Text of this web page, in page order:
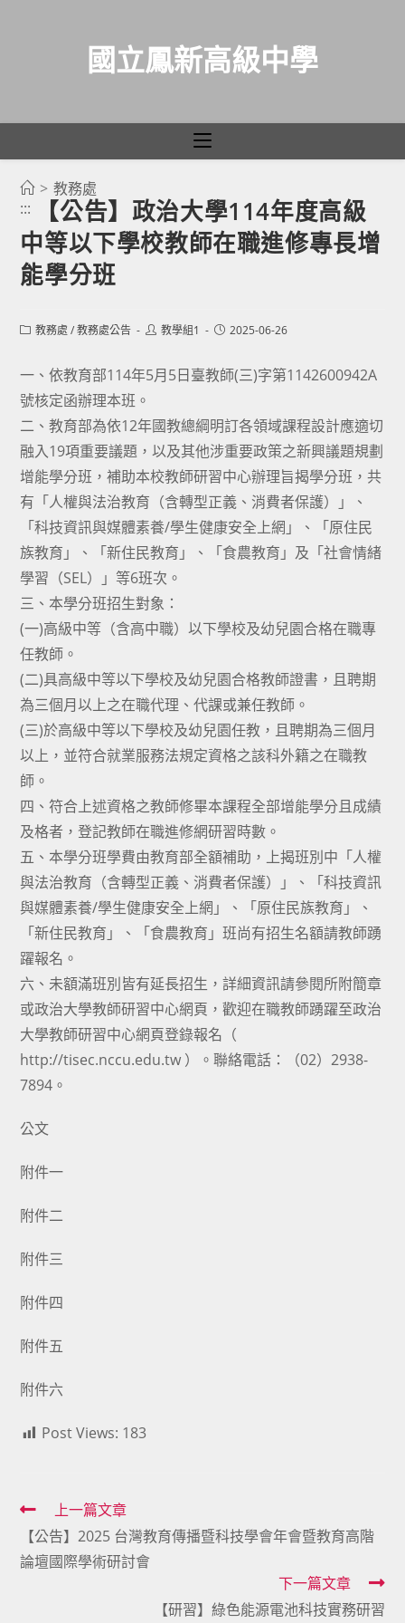
國立鳳新高級中學
> 教務處
:::
【公告】政治大學114年度高級
中等以下學校教師在職進修專長增
能學分班
Post教務處 / 教務處公告
Post教學組1
Post2025-06-26
一、依教育部114年5月5日臺教師(三)字第1142600942A
號核定函辦理本班。
二、教育部為依12年國教總綱明訂各領域課程設計應適切
融入19項重要議題，以及其他涉重要政策之新興議題規劃
增能學分班，補助本校教師研習中心辦理旨揭學分班，共
有「人權與法治教育（含轉型正義、消費者保護）」、
「科技資訊與媒體素養/學生健康安全上網」、「原住民
族教育」、「新住民教育」、「食農教育」及「社會情緒
學習（SEL）」等6班次。
三、本學分班招生對象：
(一)高級中等（含高中職）以下學校及幼兒園合格在職專
任教師。
(二)具高級中等以下學校及幼兒園合格教師證書，且聘期
為三個月以上之在職代理、代課或兼任教師。
(三)於高級中等以下學校及幼兒園任教，且聘期為三個月
以上，並符合就業服務法規定資格之該科外籍之在職教
師。
四、符合上述資格之教師修畢本課程全部增能學分且成績
及格者，登記教師在職進修網研習時數。
五、本學分班學費由教育部全額補助，上揭班別中「人權
與法治教育（含轉型正義、消費者保護）」、「科技資訊
與媒體素養/學生健康安全上網」、「原住民族教育」、
「新住民教育」、「食農教育」班尚有招生名額請教師踴
躍報名。
六、未額滿班別皆有延長招生，詳細資訊請參閱所附簡章
或政治大學教師研習中心網頁，歡迎在職教師踴躍至政治
大學教師研習中心網頁登錄報名（
http://tisec.nccu.edu.tw ）。聯絡電話：（02）2938-
7894。
公文
附件一
附件二
附件三
附件四
附件五
附件六
Post Views: 183
Read
more
articles
上一篇文章
【公告】2025 台灣教育傳播暨科技學會年會暨教育高階
論壇國際學術研討會
下一篇文章
【研習】綠色能源電池科技實務研習